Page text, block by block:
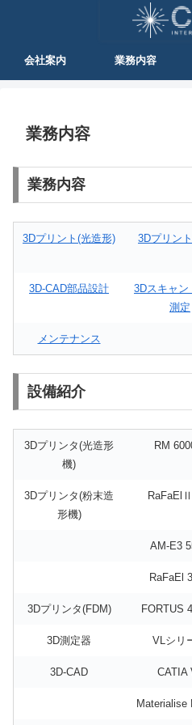
会社案内 業務内容
業務内容
業務内容
3Dプリント(光造形) 3Dプリン
3D-CAD部品設計
3Dスキャン
測定
メンテナンス
設備紹介
3Dプリンタ(光造形
機)
RM
3Dプリンタ(粉末造
形機)
AM-E3
RaFaEl
3Dプリンタ(FDM) FORTUS
3D測定器 VLシリ
3D-CAD CATIA
Materialise